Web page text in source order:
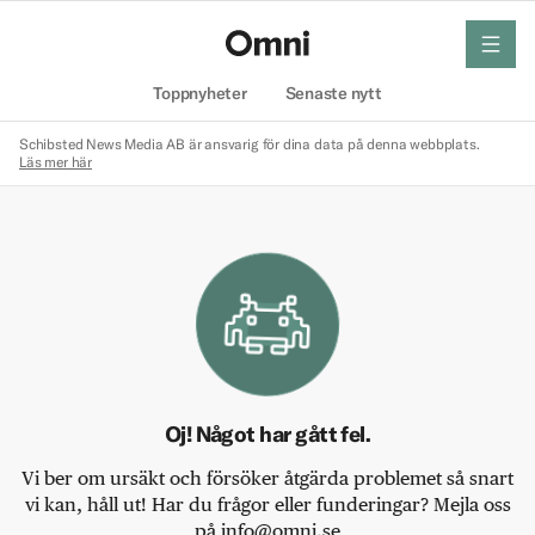
Toppnyheter Senaste nytt
meny
Schibsted News Media AB är ansvarig för dina data på denna webbplats.
Läs mer här
Oj! Något har gått fel.
Vi ber om ursäkt och försöker åtgärda problemet så snart
vi kan, håll ut! Har du frågor eller funderingar? Mejla oss